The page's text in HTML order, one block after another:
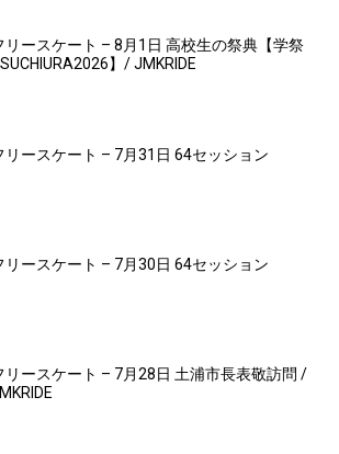
リースケート – 8月1日 高校生の祭典【学祭
】/ JMKRIDE
リースケート – 7月31日 64セッション
リースケート – 7月30日 64セッション
リースケート – 7月28日 土浦市長表敬訪問 /